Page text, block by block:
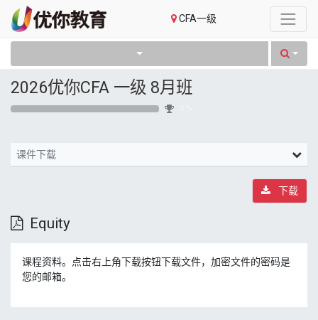
CFA一级
2026优你CFA 一级 8月班
课件下载
Equity
下载
课程资料。点击右上角下载按钮下载文件，加密文件的密码是
您的邮箱。